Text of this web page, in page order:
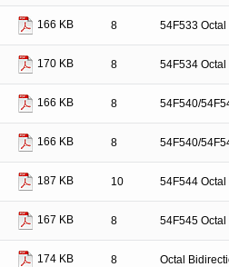
166 KB 8 54F533 Octal
170 KB 8 54F534 Octal
166 KB 8 54F540/
166 KB 8 54F540/
187 KB 10 54F544
167 KB 8 54F545 Octal
174 KB 8 Octal